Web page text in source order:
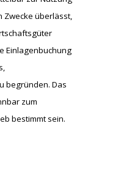
Zwecke überlässt,
Einlagenbuchung
begründen. Das
zum
bestimmt sein.